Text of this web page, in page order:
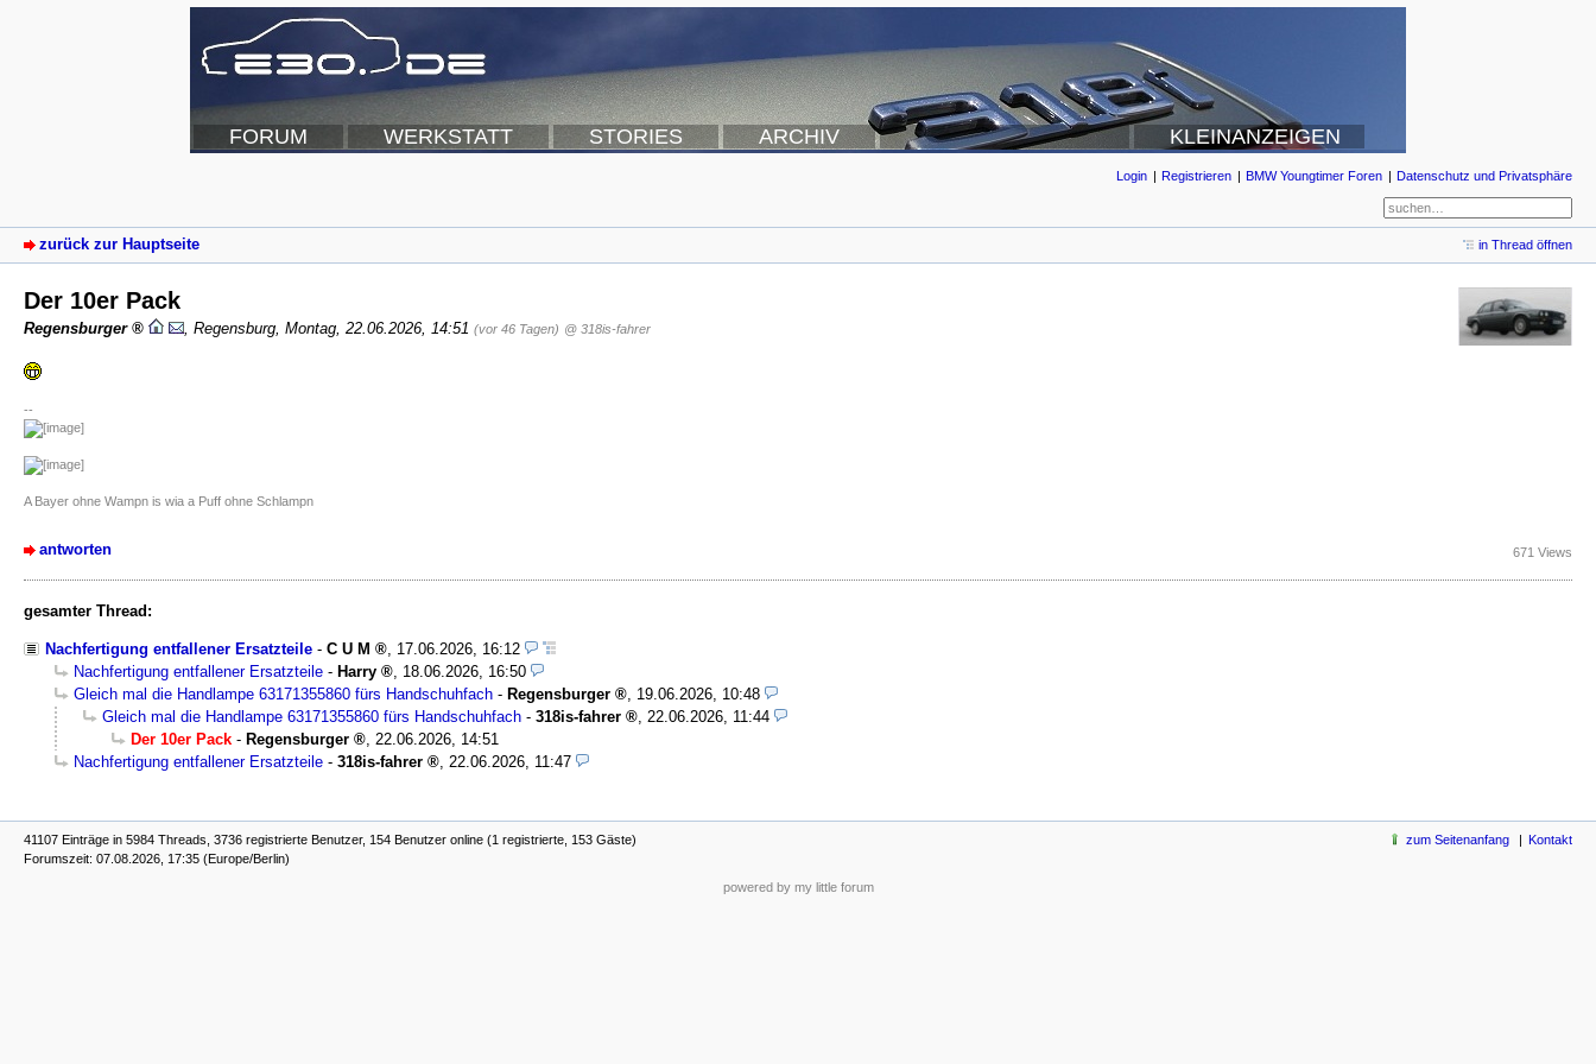
FORUM WERKSTATT STORIES ARCHIV KLEINANZEIGEN
Login Registrieren BMW Youngtimer Foren Datenschutz und Privatsphäre
zurück zur Hauptseite in Thread öffnen
Der 10er Pack
Regensburger Regensburg Montag, 22.06.2026, 14:51 (vor 46 Tagen) @ 318is-fahrer
--
A Bayer ohne Wampn is wia a Puff ohne Schlampn
antworten 671 Views
gesamter Thread:
Nachfertigung entfallener Ersatzteile - C U M , 17.06.2026, 16:12
Nachfertigung entfallener Ersatzteile - Harry , 18.06.2026, 16:50
Gleich mal die Handlampe 63171355860 fürs Handschuhfach - Regensburger , 19.06.2026, 10:48
Gleich mal die Handlampe 63171355860 fürs Handschuhfach - 318is-fahrer , 22.06.2026, 11:44
Der 10er Pack - Regensburger , 22.06.2026, 14:51
Nachfertigung entfallener Ersatzteile - 318is-fahrer , 22.06.2026, 11:47
41107 Einträge in 5984 Threads, 3736 registrierte Benutzer, 154 Benutzer online (1 registrierte, 153 Gäste)
Forumszeit: 07.08.2026, 17:35 (Europe/Berlin)
zum Seitenanfang Kontakt
powered by my little forum